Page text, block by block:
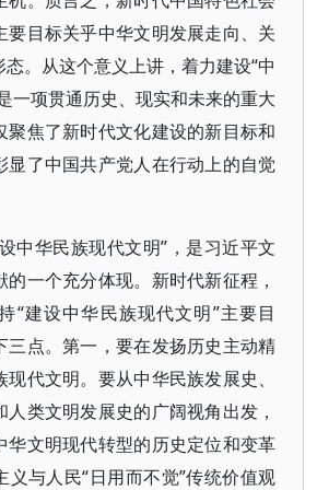
要目标关乎中华文明发展走向、关
。从这个意义上讲，着力建设“中
一项贯通历史、现实和未来的重大
聚焦了新时代文化建设的新目标和
显了中国共产党人在行动上的自觉
中华民族现代文明”，是习近平文
一个充分体现。新时代新征程，
“建设中华民族现代文明”主要目
三点。第一，要在发扬历史主动精
代文明。要从中华民族发展史、
类文明发展史的广阔视角出发，
华文明现代转型的历史定位和变革
义与人民“日用而不觉”传统价值观